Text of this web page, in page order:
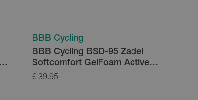
BBB Cycling
BBB Cycling BSD-95 Zadel
Softcomfort GelFoam Active
Waterproof
€ 39.95